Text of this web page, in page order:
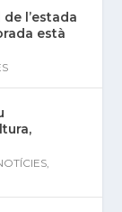
l’estada
està